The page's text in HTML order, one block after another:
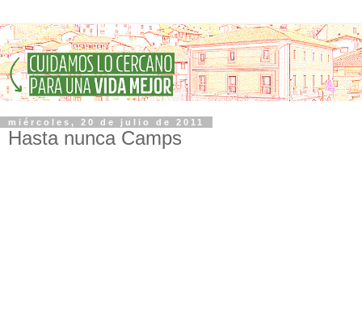
miércoles, 20 de julio de 2011
Hasta nunca Camps